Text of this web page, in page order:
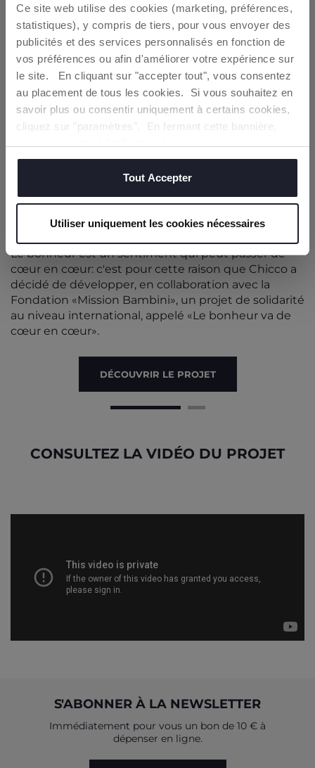
Ce site web utilise des cookies (marketing, préférences,
statistiques), y compris de tiers, pour vous envoyer des
publicités et des services personnalisés en fonction de
vos préférences ou afin d'améliorer votre expérience sur
le site. En cliquant sur "accepter tout", vous consentez
au placement de tous les cookies. Si vous souhaitez en
savoir plus ou consentir uniquement à certains cookies,
cliquez sur "paramètres". En fermant cette bannière,
techniques, qui sont essentiels au service demandé.
Tout Accepter
Utiliser uniquement les cookies nécessaires
Le bonheur est un sentiment qui peut passer de
cœur en cœur: c'est pour cette raison que Chicco a
décidé de développer, en collaboration avec la
Fondation «Mission Bambini», un projet de solidarité
au niveau international, appelé «Le bonheur va de
cœur en cœur».
DÉCOUVRIR LE PROJET
CONSULTEZ LA VIDÉO DU PROJET
S'ABONNER À LA NEWSLETTER
Immédiatement pour vous un bon de 10 € à
dépenser en ligne.
Vous bénéficiez immédiatement d'une
réduction de 10€ à dépenser lors de votre
premier achat en ligne*
Entrez votre adresse e-mail
En cliquant sur Obtenir, vous déclarez avoir lu et
accepté les termes de la politique de
confidentialité
*dès 50€ d'achat